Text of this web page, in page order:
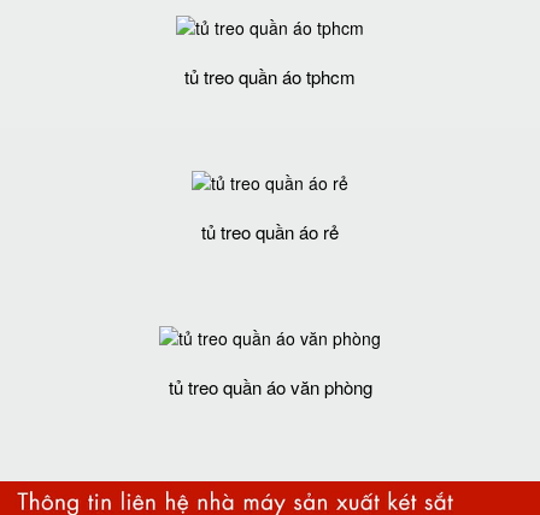
tủ treo quần áo tphcm
tủ treo quần áo rẻ
tủ treo quần áo văn phòng